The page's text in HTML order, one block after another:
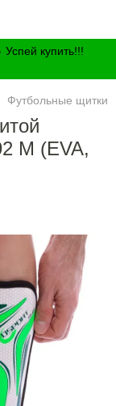
купить!!!
Футбольные щитки
M (EVA,